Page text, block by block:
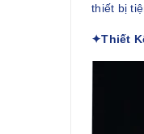
thiết bị
✦Thiết